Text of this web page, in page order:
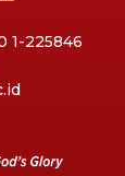
1-225846